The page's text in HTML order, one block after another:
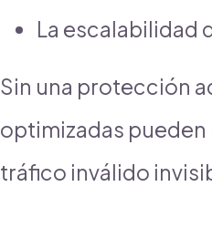
La escalabilidad
Sin una protección
optimizadas
tráfico inválido